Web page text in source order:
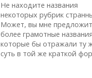
Не находите названия
некоторых рубрик
Может, вы мне
более грамотные
которые бы отражали ту
суть в той же краткой